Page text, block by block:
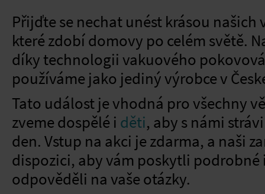
Přijďte se nechat unést krásou
které zdobí domovy po celém světě.
díky technologii vakuového
používáme jako jediný výrobce v
Tato událost je vhodná pro všechny
zveme dospělé i děti, aby s námi
den. Vstup na akci je zdarma, a naši
dispozici, aby vám poskytli podrobné
odpověděli na vaše otázky.